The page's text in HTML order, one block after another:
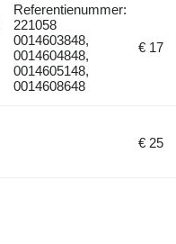
Referentienummer:
221058
0014603848,
0014604848,
0014605148,
0014608648
€ 17
€ 25